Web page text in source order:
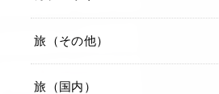
旅（その他）
旅（国内）